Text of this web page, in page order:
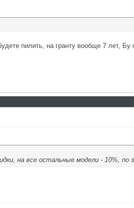
пилить, на гранту вообще 7 лет, Бу
на все остальные модели - 10%, по